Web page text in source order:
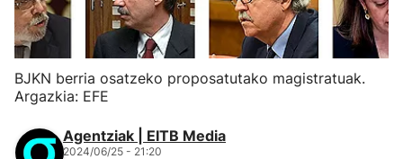
BJKN berria osatzeko proposatutako magistratuak.
Argazkia: EFE
Agentziak | EITB Media
2024/06/25 - 21:20